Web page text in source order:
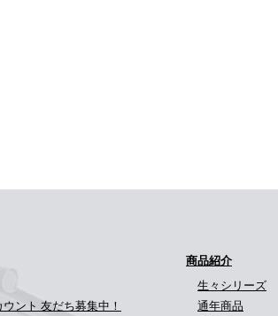
ント 友だち募集中！
商品紹介
生々シリーズ
通年商品